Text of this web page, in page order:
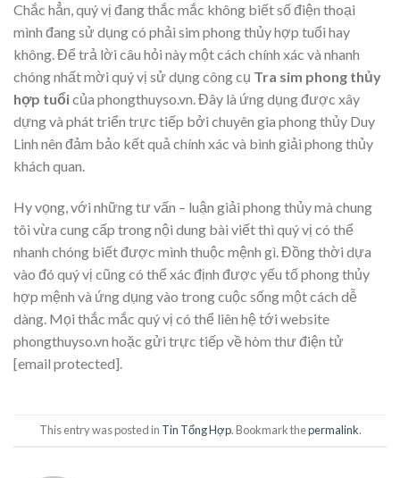
Chắc hẳn, quý vị đang thắc mắc không biết số điện thoại
mình đang sử dụng có phải sim phong thủy hợp tuổi hay
không. Để trả lời câu hỏi này một cách chính xác và nhanh
chóng nhất mời quý vị sử dụng công cụ Tra sim phong thủy
hợp tuổicủa phongthuyso.vn. Đây là ứng dụng được xây
dựng và phát triển trực tiếp bởi chuyên gia phong thủy Duy
Linh nên đảm bảo kết quả chính xác và bình giải phong thủy
khách quan.
Hy vọng, với những tư vấn – luận giải phong thủy mà chung
tôi vừa cung cấp trong nội dung bài viết thì quý vị có thể
nhanh chóng biết được mình thuộc mệnh gì. Đồng thời dựa
vào đó quý vị cũng có thể xác định được yếu tố phong thủy
hợp mệnh và ứng dụng vào trong cuộc sống một cách dễ
dàng. Mọi thắc mắc quý vị có thể liên hệ tới website
phongthuyso.vn hoặc gửi trực tiếp về hòm thư điện tử
[email protected].
This entry was posted in Tin Tổng Hợp. Bookmark thepermalink.